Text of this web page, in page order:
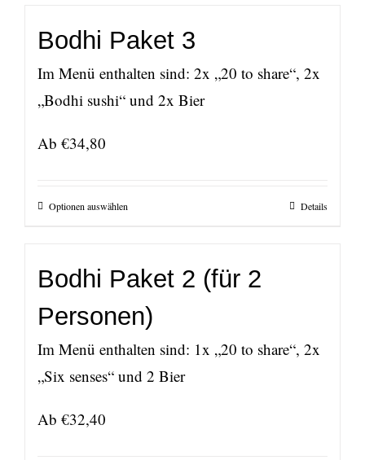
Bodhi Paket 3
Im Menü enthalten sind: 2x „20 to share“, 2x
„Bodhi sushi“ und 2x Bier
Ab €34,80
Optionen auswählen Details
Bodhi Paket 2 (für 2
Personen)
Im Menü enthalten sind: 1x „20 to share“, 2x
„Six senses“ und 2 Bier
Ab €32,40